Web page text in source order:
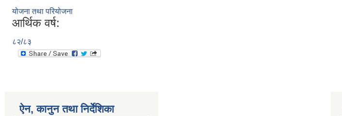
योजना तथा परियोजना
आर्थिक वर्ष:
८२/८३
ऐन, कानुन तथा निर्देशिका